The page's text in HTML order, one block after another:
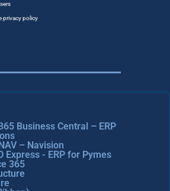
privacy policy
Business Central – ERP
– Navision
Express - ERP for Pymes
365